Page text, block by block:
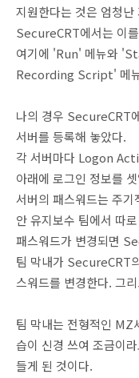
지원한다는 것은 엄청
SecureCRT에서는 이
여기에 'Run' 메뉴와
Recording Script' 메
나의 경우 SecureCRT
서버를 등록해 놓았다.
각 서버마다 Logon
아래에 로그인 정보를
서버의 패스워드는 주
안 유지보수 팀에서 따
패스워드가 변경되면
팀 막내가 SecureCRT
스워드를 변경한다. 그
팀 막내는 전형적인 MZ
습이 신경 쓰여 조금이
들게 된 것이다.